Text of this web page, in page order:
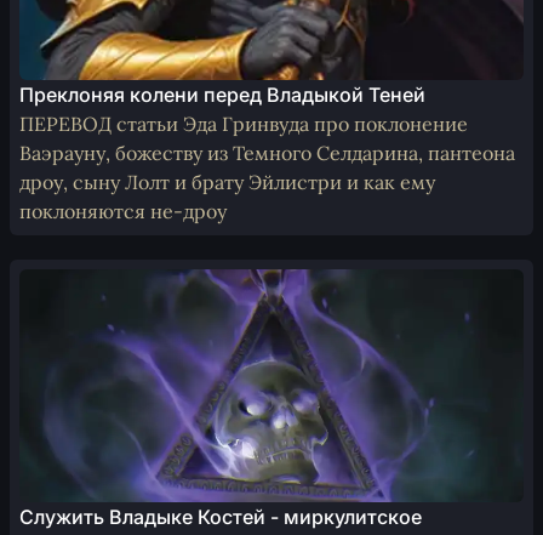
Преклоняя колени перед Владыкой Теней
ПЕРЕВОД статьи Эда Гринвуда про поклонение
Ваэрауну, божеству из Темного Селдарина, пантеона
дроу, сыну Лолт и брату Эйлистри и как ему
поклоняются не-дроу
Служить Владыке Костей - миркулитское